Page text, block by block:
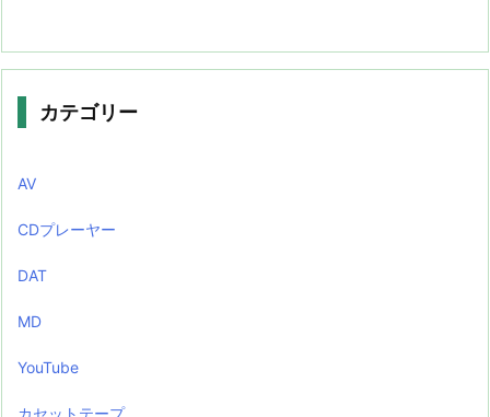
カテゴリー
AV
CDプレーヤー
DAT
MD
YouTube
カセットテープ